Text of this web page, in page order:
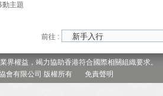
動主題
前往 :
界權益，竭力協助香港符合國際相關組織要求。
會有限公司 版權所有 免責聲明